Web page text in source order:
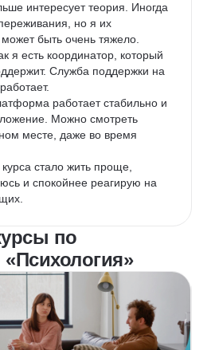
интересует теория. Иногда
но я их
быть очень тяжело.
я есть координатор, который
Служба поддержки на
работает стабильно и
Можно смотреть
месте, даже во время
стало жить проще,
и спокойнее реагирую на
по